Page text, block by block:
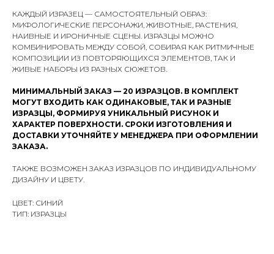
КАЖДЫЙ ИЗРАЗЕЦ — САМОСТОЯТЕЛЬНЫЙ ОБРАЗ:
МИФОЛОГИЧЕСКИЕ ПЕРСОНАЖИ, ЖИВОТНЫЕ, РАСТЕНИЯ,
НАИВНЫЕ И ИРОНИЧНЫЕ СЦЕНЫ. ИЗРАЗЦЫ МОЖНО
КОМБИНИРОВАТЬ МЕЖДУ СОБОЙ, СОБИРАЯ КАК РИТМИЧНЫЕ
КОМПОЗИЦИИ ИЗ ПОВТОРЯЮЩИХСЯ ЭЛЕМЕНТОВ, ТАК И
ЖИВЫЕ НАБОРЫ ИЗ РАЗНЫХ СЮЖЕТОВ.
МИНИМАЛЬНЫЙ ЗАКАЗ — 20 ИЗРАЗЦОВ. В КОМПЛЕКТ
МОГУТ ВХОДИТЬ КАК ОДИНАКОВЫЕ, ТАК И РАЗНЫЕ
ИЗРАЗЦЫ, ФОРМИРУЯ УНИКАЛЬНЫЙ РИСУНОК И
ХАРАКТЕР ПОВЕРХНОСТИ. СРОКИ ИЗГОТОВЛЕНИЯ И
ДОСТАВКИ УТОЧНЯЙТЕ У МЕНЕДЖЕРА ПРИ ОФОРМЛЕНИИ
ЗАКАЗА.
ТАКЖЕ ВОЗМОЖЕН ЗАКАЗ ИЗРАЗЦОВ ПО ИНДИВИДУАЛЬНОМУ
ДИЗАЙНУ И ЦВЕТУ.
ЦВЕТ: СИНИЙ
ТИП: ИЗРАЗЦЫ